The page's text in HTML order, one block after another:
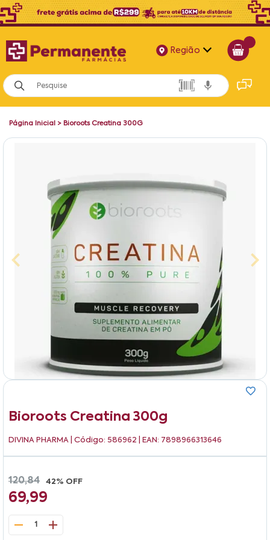
Região
Alagoas
Bahia
Página Inicial > Bioroots Creatina 300G
Bioroots Creatina 300g
DIVINA PHARMA | Código: 586962 | EAN: 7898966313646
120,84 42% OFF
69,99
1